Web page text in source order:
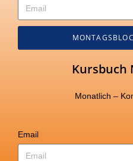
Kursbuch
Monatlich –
Email